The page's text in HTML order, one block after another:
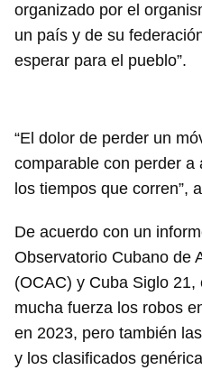
organizado por el
un país y de su
esperar para el pueblo”.
“El dolor de perder un
comparable con perder a
los tiempos que corren”,
De acuerdo con un
Observatorio Cubano de
(OCAC) y Cuba Siglo
mucha fuerza los robos
en 2023, pero también
y los clasificados